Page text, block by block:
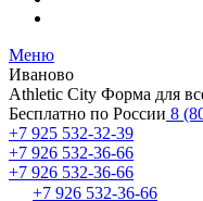
Меню
Иваново
Athletic City Форма для
Бесплатно по России 8
+7 925 532-32-39
+7 926 532-36-66
+7 926 532-36-66
+7 926 532-36-66